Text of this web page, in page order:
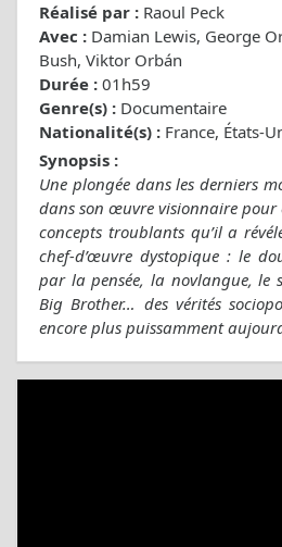
Réalisé par : Raoul Peck
Avec : Damian Lewis, George
Bush, Viktor Orbán
Durée : 01h59
Genre(s) : Documentaire
Nationalité(s) : France, États-
Synopsis :
Une plongée dans les derniers
dans son œuvre visionnaire pour
concepts troublants qu’il a
chef-d’œuvre dystopique : le
par la pensée, la novlangue, le
Big Brother… des vérités
encore plus puissamment